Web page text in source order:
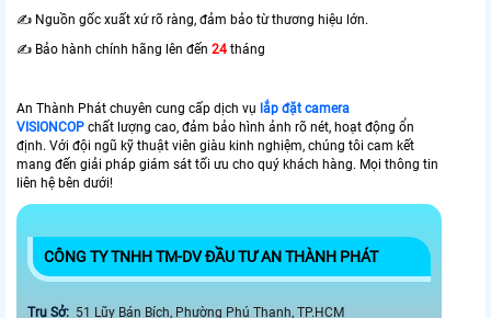
✍️ Nguồn gốc xuất xứ rõ ràng, đảm bảo từ thương hiệu lớn.
✍️ Bảo hành chính hãng lên đến 24 tháng
An Thành Phát chuyên cung cấp dịch vụ lắp đặt camera
VISIONCOP chất lượng cao, đảm bảo hình ảnh rõ nét, hoạt động ổn
định. Với đội ngũ kỹ thuật viên giàu kinh nghiệm, chúng tôi cam kết
mang đến giải pháp giám sát tối ưu cho quý khách hàng. Mọi thông tin
liên hệ bên dưới!
CÔNG TY TNHH TM-DV ĐẦU TƯ AN THÀNH PHÁT
Trụ Sở: 51 Lũy Bán Bích, Phường Phú Thạnh, TP.HCM